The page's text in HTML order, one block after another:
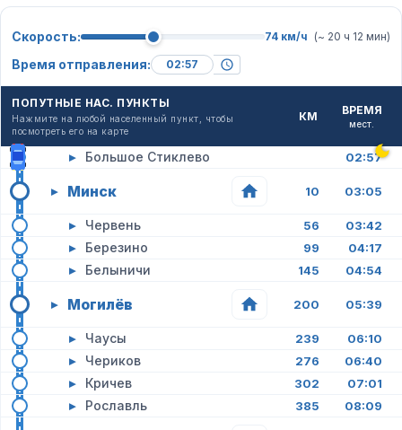
Скорость: 74 км/ч (~ 20 ч 12 мин)
Время отправления:
ПОПУТНЫЕ НАС. ПУНКТЫ
Нажмите на любой населенный пункт, чтобы
посмотреть его на карте
КМ ВРЕМЯ
мест.
▸ Большое Стиклево 02:57
▸ Минск 10 03:05
▸ Червень 56 03:42
▸ Березино 99 04:17
▸ Белыничи 145 04:54
▸ Могилёв 200 05:39
▸ Чаусы 239 06:10
▸ Чериков 276 06:40
▸ Кричев 302 07:01
▸ Рославль 385 08:09